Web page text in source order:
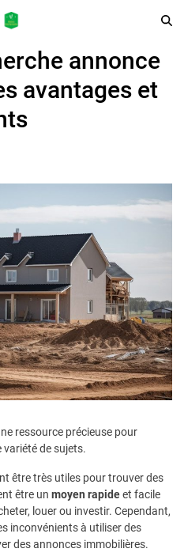
annonce
avantages et
ressource précieuse pour
de sujets.
être très utiles pour trouver des
être un moyen rapideet facile
louer ou investir. Cependant,
inconvénients à utiliser des
des annonces immobilières.